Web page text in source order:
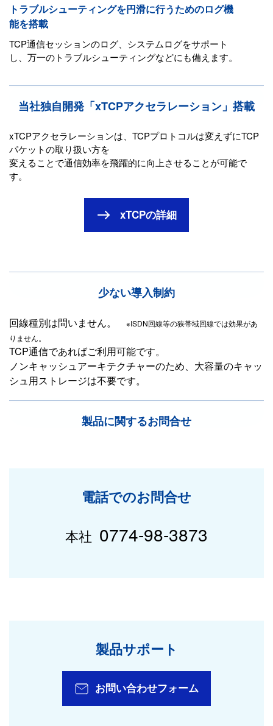
トラブルシューティングを円滑に行うためのログ機
能を搭載
TCP通信セッションのログ、システムログをサポート
し、万一のトラブルシューティングなどにも備えます。
当社独自開発「xTCPアクセラレーション」搭載
xTCPアクセラレーションは、TCPプロトコルは変えずにTCP
パケットの取り扱い方を
変えることで通信効率を飛躍的に向上させることが可能で
す。
xTCPの詳細
少ない導入制約
回線種別は問いません。
※ISDN回線等の狭帯域回線では効果があ
りません。
TCP通信であればご利用可能です。
ノンキャッシュアーキテクチャーのため、大容量のキャッ
シュ用ストレージは不要です。
製品に関するお問合せ
電話でのお問合せ
本社 0774-98-3873
製品サポート
お問い合わせフォーム